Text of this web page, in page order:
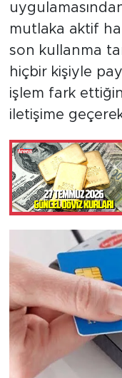
mutlaka aktif
son kullanma
hiçbir kişiyle
işlem fark
iletişime geçerek